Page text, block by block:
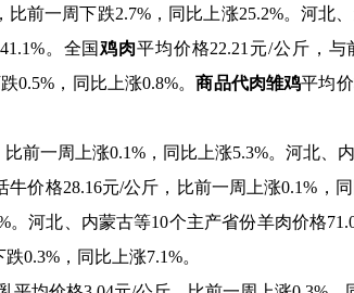
比前一周下跌2.7%，同比上涨25.2%。河北
41.1%。全国鸡肉平均价格22.21 元/公斤，与
0.5% ，同比上涨0.8%。商品代肉雏鸡平均
比前一周上涨0.1% ，同比上涨5.3%。河北、
牛价格28.16元/公斤，比前一周上涨0.1% ，
。河北、内蒙古等10个主产省份羊肉价格
跌0.3% ，同比上涨7.1%。